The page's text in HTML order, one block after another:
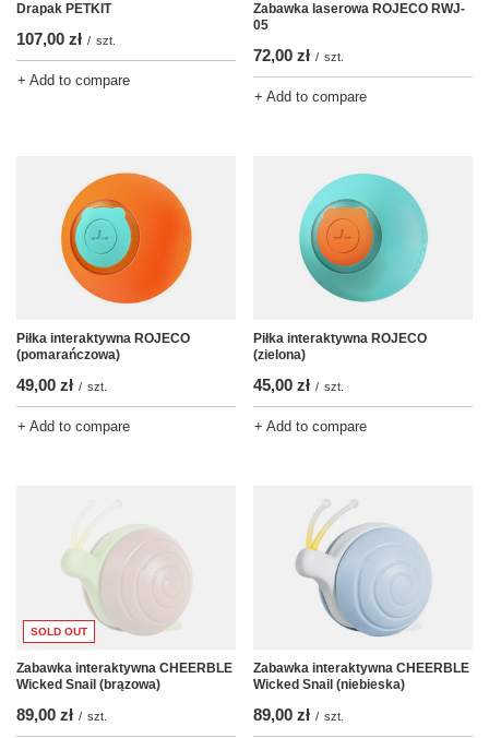
Drapak PETKIT
107,00 zł / szt.
+ Add to compare
Zabawka laserowa ROJECO RWJ-
05
72,00 zł / szt.
+ Add to compare
Piłka interaktywna ROJECO
(pomarańczowa)
49,00 zł / szt.
+ Add to compare
Piłka interaktywna ROJECO
(zielona)
45,00 zł / szt.
+ Add to compare
SOLD OUT
Zabawka interaktywna CHEERBLE
Wicked Snail (brązowa)
89,00 zł / szt.
Zabawka interaktywna CHEERBLE
Wicked Snail (niebieska)
89,00 zł / szt.